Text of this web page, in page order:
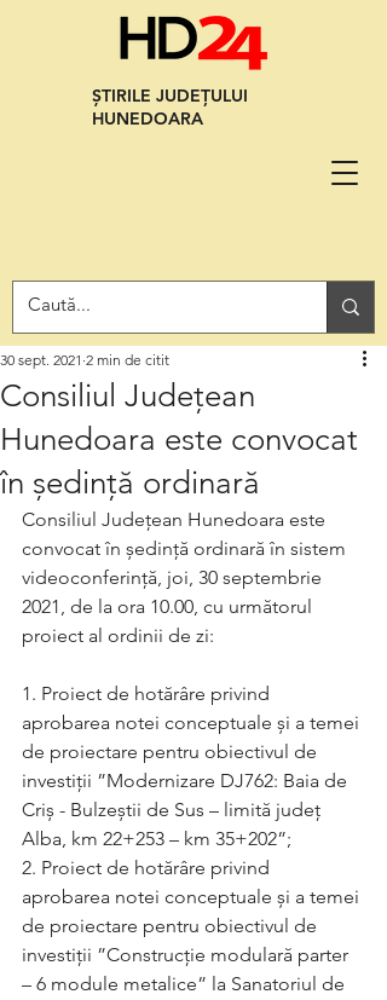
ȘTIRILE JUDEȚULUI
HUNEDOARA
Consiliul Județean
Hunedoara este convocat
în ședință ordinară
30 sept. 2021 2 min de citit
Consiliul Județean Hunedoara este
convocat în ședință ordinară în sistem
videoconferință, joi, 30 septembrie
2021, de la ora 10.00, cu următorul
proiect al ordinii de zi:
1. Proiect de hotărâre privind
aprobarea notei conceptuale și a temei
de proiectare pentru obiectivul de
investiții ”Modernizare DJ762: Baia de
Criș - Bulzeștii de Sus – limită județ
Alba, km 22+253 – km 35+202”;
2. Proiect de hotărâre privind
aprobarea notei conceptuale și a temei
de proiectare pentru obiectivul de
investiții ”Construcție modulară parter
– 6 module metalice” la Sanatoriul de